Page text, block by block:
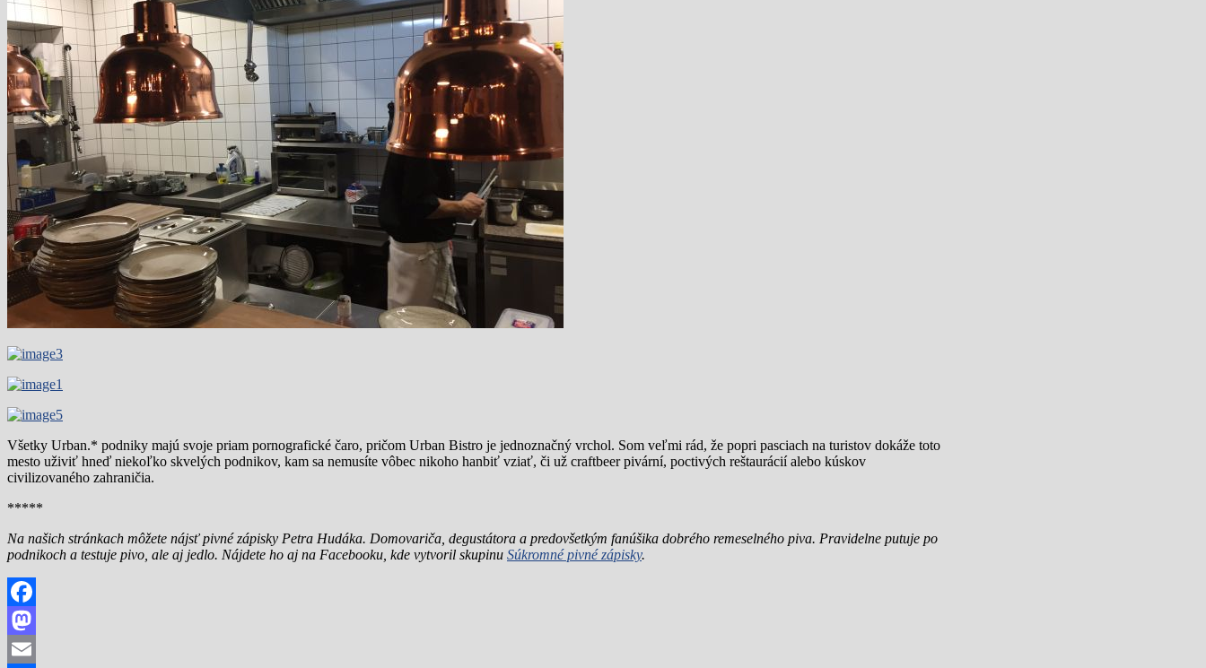
Všetky Urban.* podniky majú svoje priam pornografické čaro, pričom Urban Bistro je jednoznačný vrchol. Som veľmi rád, že popri pasciach na turistov dokáže toto
mesto uživiť hneď niekoľko skvelých podnikov, kam sa nemusíte vôbec nikoho hanbiť vziať, či už craftbeer pivární, poctivých reštaurácií alebo kúskov
civilizovaného zahraničia.
*****
Na našich stránkach môžete nájsť pivné zápisky Petra Hudáka. Domovariča, degustátora a predovšetkým fanúšika dobrého remeselného piva. Pravidelne putuje po
podnikoch a testuje pivo, ale aj jedlo. Nájdete ho aj na Facebooku, kde vytvoril skupinu Súkromné pivné zápisky.
Facebook
Mastodon